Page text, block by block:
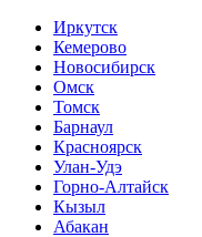
Иркутск
Кемерово
Новосибирск
Омск
Томск
Барнаул
Красноярск
Улан-Удэ
Горно-Алтайск
Кызыл
Абакан